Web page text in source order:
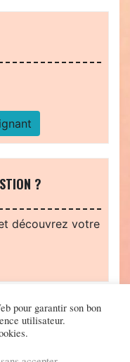
?
découvrez votre
pour garantir son bon
utilisateur.